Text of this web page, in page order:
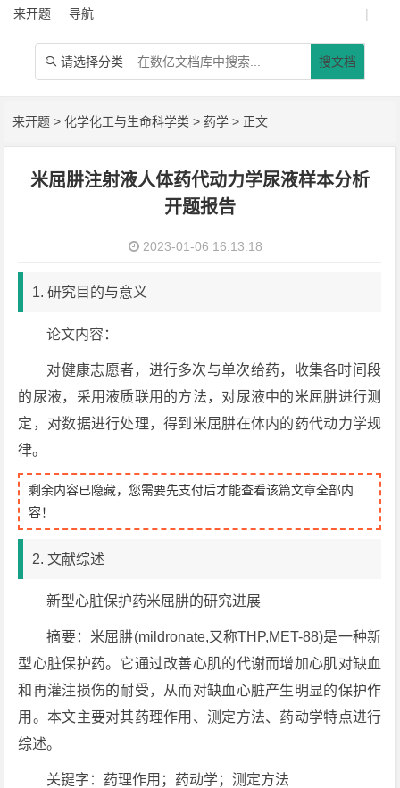
来开题 导航 |
 请选择分类 搜文档
来开题 >化学化工与生命科学类 > 药学 > 正文
米屈肼注射液人体药代动力学尿液样本分析
开题报告
2023-01-06 16:13:18
1. 研究目的与意义
论文内容：
对健康志愿者，进行多次与单次给药，收集各时间段
的尿液，采用液质联用的方法，对尿液中的米屈肼进行测
定，对数据进行处理，得到米屈肼在体内的药代动力学规
律。
剩余内容已隐藏，您需要先支付后才能查看该篇文章全部内
容！
2. 文献综述
新型心脏保护药米屈肼的研究进展
摘要：米屈肼(mildronate,又称THP,MET-88)是一种新
型心脏保护药。它通过改善心肌的代谢而增加心肌对缺血
和再灌注损伤的耐受，从而对缺血心脏产生明显的保护作
用。本文主要对其药理作用、测定方法、药动学特点进行
综述。
关键字：药理作用；药动学；测定方法